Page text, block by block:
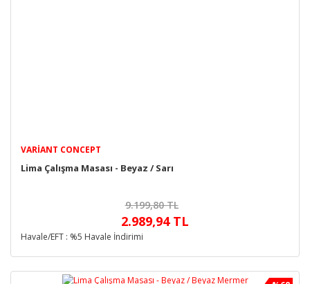
VARIANT CONCEPT
Lima Çalışma Masası - Beyaz / Sarı
9.199,80 TL
2.989,94 TL
Havale/EFT : %5 Havale İndirimi